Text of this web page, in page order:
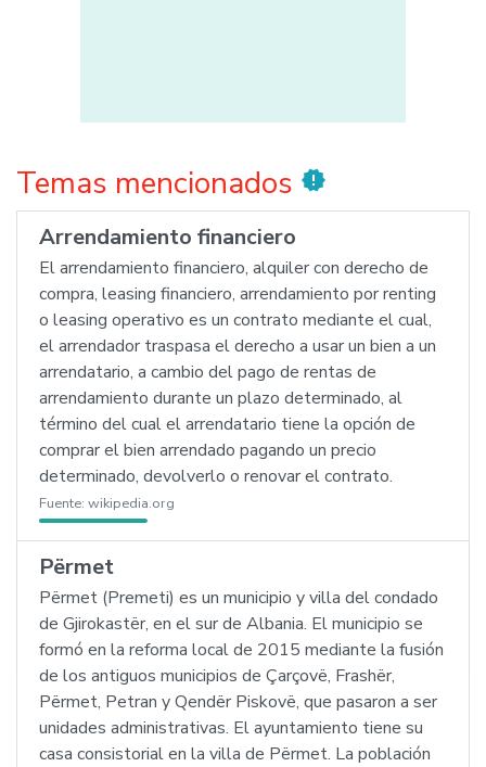
Temas mencionados new_releases
Arrendamiento financiero
El arrendamiento financiero, alquiler con derecho de
compra, leasing financiero, arrendamiento por renting
o leasing operativo es un contrato mediante el cual,
el arrendador traspasa el derecho a usar un bien a un
arrendatario, a cambio del pago de rentas de
arrendamiento durante un plazo determinado, al
término del cual el arrendatario tiene la opción de
comprar el bien arrendado pagando un precio
determinado, devolverlo o renovar el contrato.
Fuente: wikipedia.org
Përmet
Përmet (Premeti) es un municipio y villa del condado
de Gjirokastër, en el sur de Albania. El municipio se
formó en la reforma local de 2015 mediante la fusión
de los antiguos municipios de Çarçovë, Frashër,
Përmet, Petran y Qendër Piskovë, que pasaron a ser
unidades administrativas. El ayuntamiento tiene su
casa consistorial en la villa de Përmet. La población